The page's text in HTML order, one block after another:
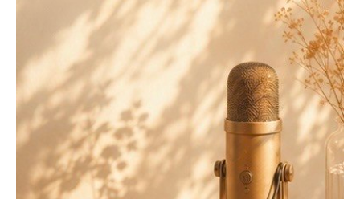
© 2021 Лайтменеджмент
ИП Булгакова Юлия Леонидовна
По вопросам сотрудничества по Email
Политикой в отношении обработки персональных данных
Согласием на получение рекламной рассылки
Согласием на обработку персональных данных
Консалтинговое сопровождение
Находясь на сайте ВЫ соглашаетесь
info@lightmanagement.ru